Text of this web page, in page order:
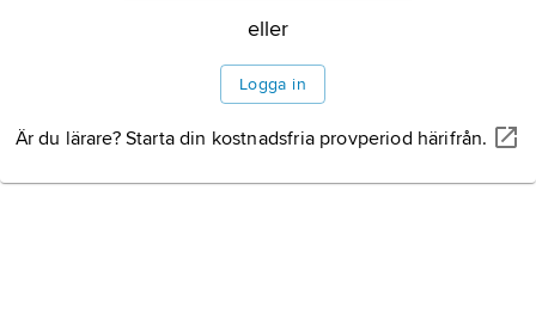
eller
Logga in
Är du lärare? Starta din kostnadsfria provperiod härifrån.